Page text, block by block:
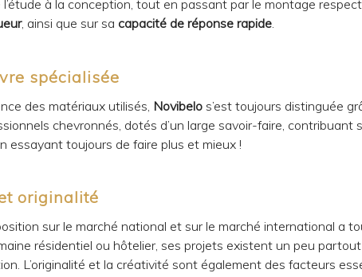
l’étude à la conception, tout en passant par le montage
, ainsi que sur sa capacité de réponse rapide.
spécialisée
des matériaux utilisés, Novibelo s’est toujours distinguée
chevronnés, dotés d’un large savoir-faire, contribuant
essayant toujours de faire plus et mieux !
originalité
sur le marché national et sur le marché international a
résidentiel ou hôtelier, ses projets existent un peu
L’originalité et la créativité sont également des facteurs